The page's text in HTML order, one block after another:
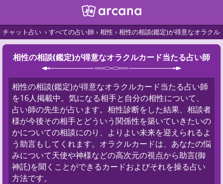
チャット占い すべての占い師 相性 相性の相談(鑑定)が得意なオラクル
相性の相談(鑑定)が得意なオラクルカード当たる占い師
相性の相談(鑑定)が得意なオラクルカード当たる占い師
を16人掲載中。気になる相手と自分の相性について、
占い師の先生が占います。相性診断をした結果、相談者
様が今後その相手とどういう関係性を築いていきたいの
かについての相談にのり、よりよい未来を迎えられるよ
う助言もしてくれます。オラクルカードは、あなたの悩
みについて天使や神様などの高次元の視点から助言(御
神託)を聞くことができるカードおよびそれを操る占い
方法です。